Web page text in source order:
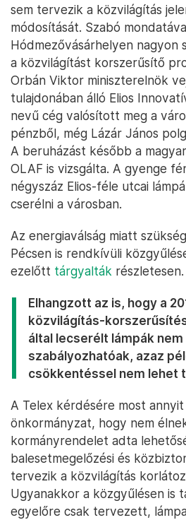
sem tervezik a közvilágítás
módosítását. Szabó
Hódmezővásárhelyen nagyon
a közvilágítást korszerűsítő
Orbán Viktor miniszterelnök
tulajdonában álló Elios
nevű cég valósított meg a
pénzből, még Lázár János
A beruházást később a
OLAF is vizsgálta. A gyenge
négyszáz Elios-féle utcai
cserélni a városban.
Az energiaválság miatt
Pécsen is rendkívüli
ezelőtt tárgyalták részletesen.
Elhangzott az is, hogy a
közvilágítás-
által lecserélt lámpák nem
szabályozhatóak, azaz
csökkentéssel nem lehet
A Telex kérdésére most
önkormányzat, hogy nem
kormányrendelet adta
balesetmegelőzési és
tervezik a közvilágítás
Ugyanakkor a közgyűlésen is
egyelőre csak tervezett,